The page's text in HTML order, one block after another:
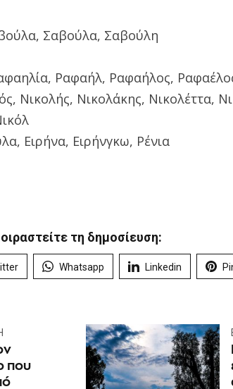
Σαβούλα, Σαβούλη
Ραφαήλ, Ραφαήλος,
Νικολής, Νικολάκης, Νικολέττα,
Ειρήνα, Ειρήνγκω, Ρένια
τη δημοσίευση:
Whatsapp Linkedin
που